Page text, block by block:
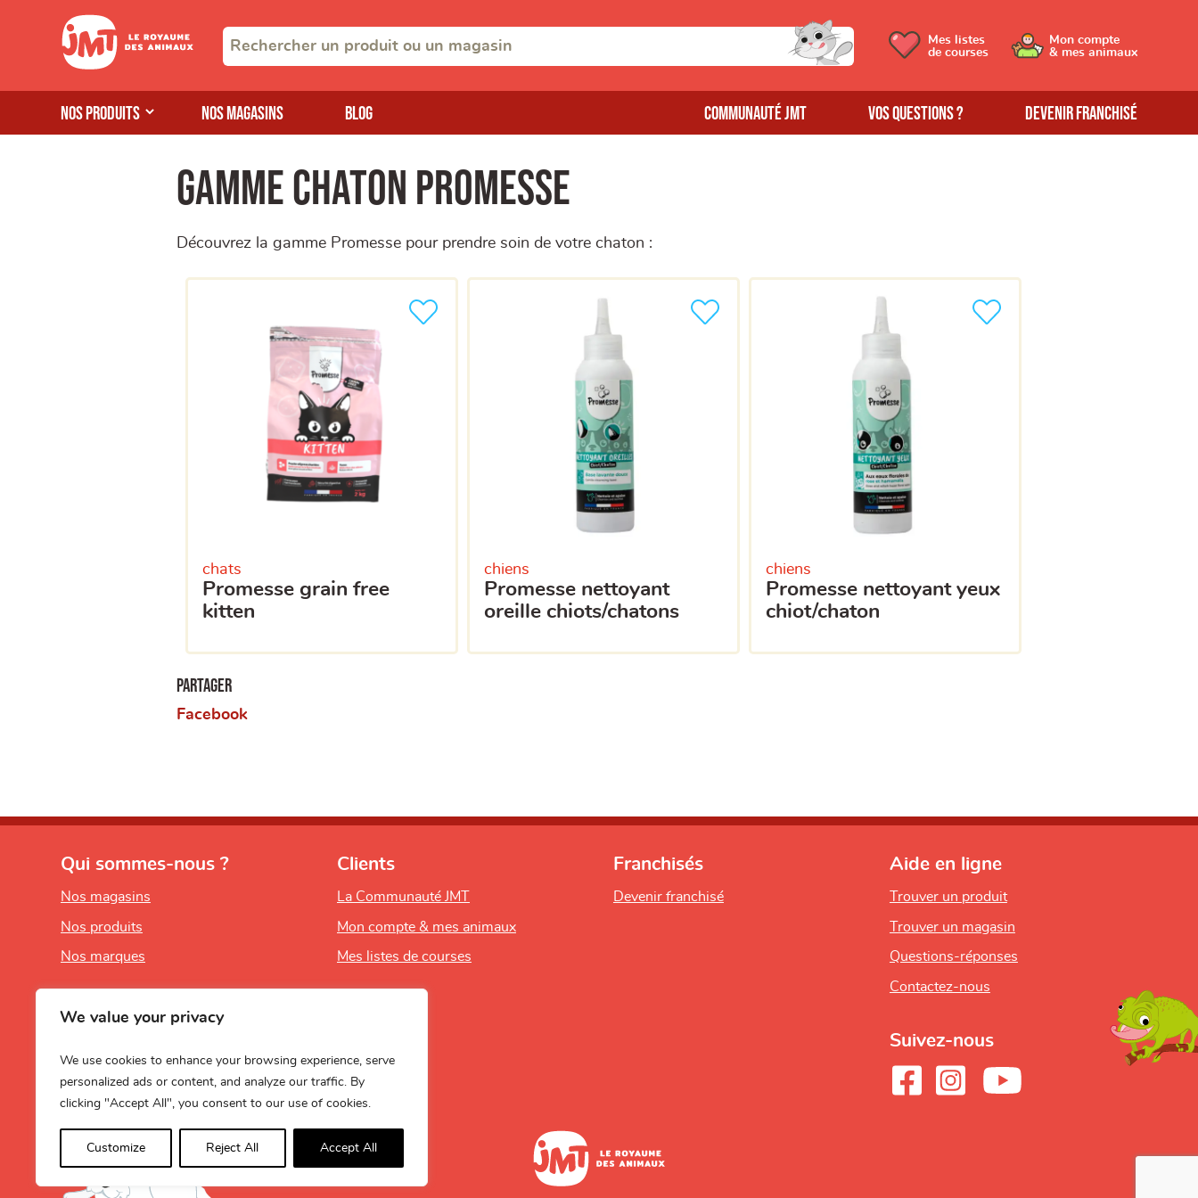
We value your privacy
We use cookies to enhance your browsing experience, serve
personalized ads or content, and analyze our traffic. By
clicking "Accept All", you consent to our use of cookies.
Customize Reject All Accept All
Nos produits Nos magasins Blog Communauté JMT Vos questions ? Devenir franchisé
Mes listes
de courses
Mon compte
& mes animaux
Gamme chaton Promesse
Découvrez la gamme Promesse pour prendre soin de votre chaton :
chats
promesse grain free
kitten
chiens
promesse nettoyant
oreille chiots/chatons
chiens
promesse nettoyant yeux
chiot/chaton
Partager
Facebook
Qui sommes-nous ?
Nos magasins
Nos produits
Nos marques
Clients
La Communauté JMT
Mon compte & mes animaux
Mes listes de courses
Franchisés
Devenir franchisé
Aide en ligne
Trouver un produit
Trouver un magasin
Questions-réponses
Contactez-nous
Suivez-nous